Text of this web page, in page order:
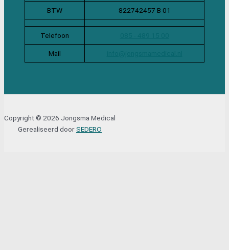
BTW 822742457 B 01
Telefoon
Mail
Copyright © 2026 Jongsma Medical
Gerealiseerd doorSEDERO